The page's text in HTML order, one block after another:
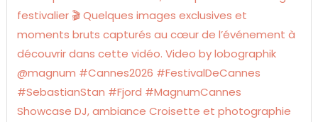
Showcase DJ, ambiance Croisette et photographie